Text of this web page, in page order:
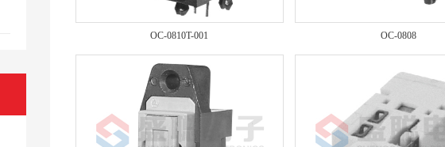
OC-0810T-001 OC-0808